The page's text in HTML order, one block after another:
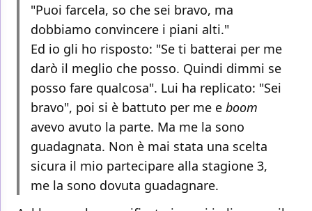
"Puoi farcela, so che sei bravo, ma
dobbiamo convincere i piani alti."
Ed io gli ho risposto: "Se ti batterai per me
darò il meglio che posso. Quindi dimmi se
posso fare qualcosa". Lui ha replicato: "Sei
bravo", poi si è battuto per me e boom
avevo avuto la parte. Ma me la sono
guadagnata. Non è mai stata una scelta
sicura il mio partecipare alla stagione 3,
me la sono dovuta guadagnare.